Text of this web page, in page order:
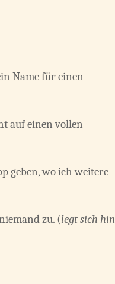
Name für einen
auf einen vollen
geben, wo ich weitere
zu. (legt sich hin